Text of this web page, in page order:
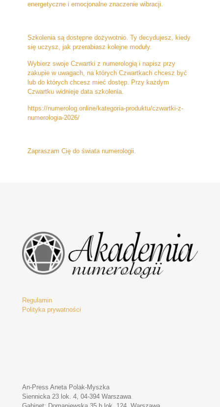
energetyczne i emocjonalne znaczenie wibracji.
Szkolenia są dostępne dożywotnio. Ty decydujesz, kiedy
się uczysz, jak przerabiasz kolejne moduły.
Wybierz swoje Czwartki z numerologią i napisz przy
zakupie w uwagach, na których Czwartkach chcesz być
lub do których chcesz mieć dostęp. Przy każdym
Czwartku widnieje data szkolenia.
https://numerolog.online/kategoria-produktu/czwartki-z-
numerologia-2026/
Zapraszam Cię do świata numerologii.
Regulamin
Polityka prywatności
An-Press Aneta Polak-Myszka
Siennicka 23 lok. 4, 04-394 Warszawa